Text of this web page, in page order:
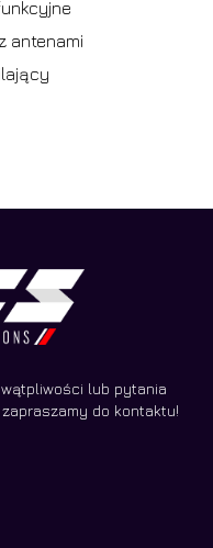
antenami
lub pytania
do kontaktu!